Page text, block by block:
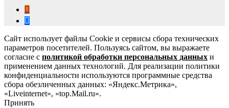
Сайт использует файлы Cookie и сервисы сбора технических
параметров посетителей. Пользуясь сайтом, вы выражаете
согласие с политикой обработки персональных данных и
применением данных технологий. Для реализации политики
конфиденциальности используются программные средства
сбора обезличенных данных: «Яндекс.Метрика»,
«Liveinternet», «top.Mail.ru».
Принять